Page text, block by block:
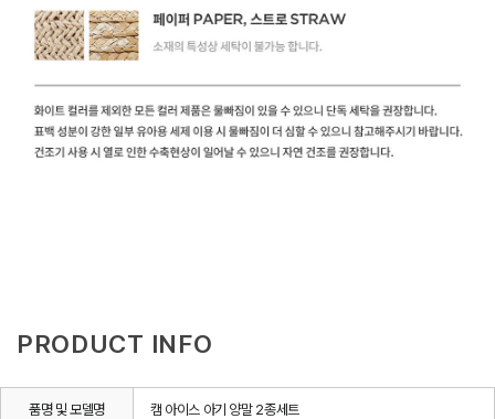
PRODUCT INFO
품명 및 모델명 캠 아이스 아기 양말 2종세트